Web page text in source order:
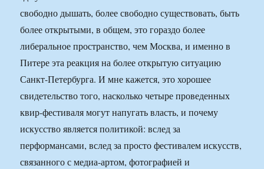
свободно дышать, более свободно существовать, быть
более открытыми, в общем, это гораздо более
либеральное пространство, чем Москва, и именно в
Питере эта реакция на более открытую ситуацию
Санкт-Петербурга. И мне кажется, это хорошее
свидетельство того, насколько четыре проведенных
квир-фестиваля могут напугать власть, и почему
искусство является политикой: вслед за
перформансами, вслед за просто фестивалем искусств,
связанного с медиа-артом, фотографией и